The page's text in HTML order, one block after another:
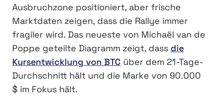
Ausbruchzone positioniert, aber frische
Marktdaten zeigen, dass die Rallye immer
fragiler wird. Das neueste von Michaël van de
Poppe geteilte Diagramm zeigt, dass die
Kursentwicklung von BTC über dem 21-Tage-
Durchschnitt hält und die Marke von 90.000
$ im Fokus hält.